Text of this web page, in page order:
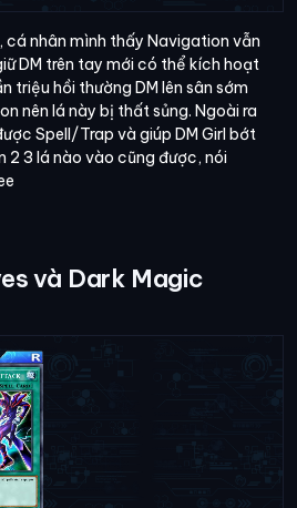
cá nhân mình thấy Navigation vẫn
DM trên tay mới có thể kích hoạt
triệu hồi thường DM lên sân sớm
nên lá này bị thất sủng. Ngoài ra
Spell/Trap và giúp DM Girl bớt
2 3 lá nào vào cũng được, nói
và Dark Magic